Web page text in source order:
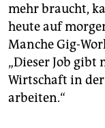
mehr braucht,
heute auf
Manche Gig-
„Dieser Job gibt
Wirtschaft in
arbeiten.“